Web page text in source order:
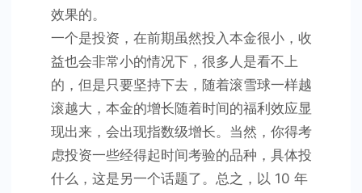
效果的。
一个是投资，在前期虽然投入本金很小，收
益也会非常小的情况下，很多人是看不上
的，但是只要坚持下去，随着滚雪球一样越
滚越大，本金的增长随着时间的福利效应显
现出来，会出现指数级增长。当然，你得考
虑投资一些经得起时间考验的品种，具体投
什么，这是另一个话题了。总之，以 10 年